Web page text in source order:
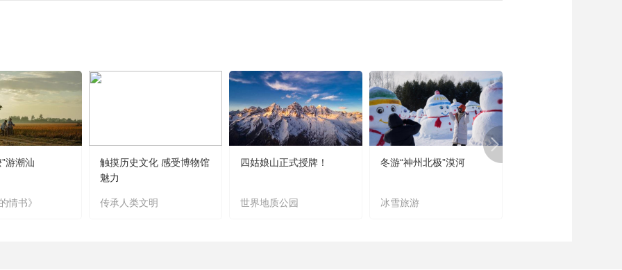
游潮汕
情书》
触摸历史文化 感受博物馆
魅力
传承人类文明
四姑娘山正式授牌！
世界地质公园
冬游“神州北极”漠河
冰雪旅游